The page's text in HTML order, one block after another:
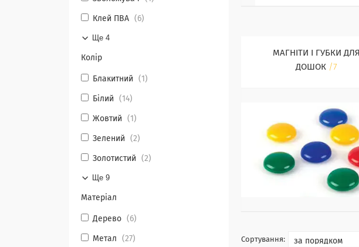
МАГНІТИ І ГУБКИ ДЛЯ
ДОШОК
7
Клей ПВА 6
Ще 4
Колір
Блакитний 1
Білий 14
Жовтий 1
Зелений 2
Золотистий 2
Ще 9
Матеріал
Дерево 6
Метал 27